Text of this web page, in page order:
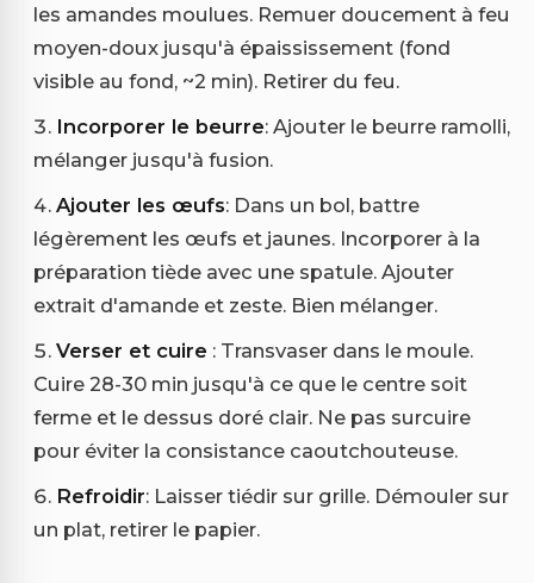
les amandes moulues. Remuer doucement à feu
moyen-doux jusqu'à épaississement (fond
visible au fond, ~2 min). Retirer du feu.
Incorporer le beurre: Ajouter le beurre ramolli,
mélanger jusqu'à fusion.
Ajouter les œufs: Dans un bol, battre
légèrement les œufs et jaunes. Incorporer à la
préparation tiède avec une spatule. Ajouter
extrait d'amande et zeste. Bien mélanger.
Verser et cuire : Transvaser dans le moule.
Cuire 28-30 min jusqu'à ce que le centre soit
ferme et le dessus doré clair. Ne pas surcuire
pour éviter la consistance caoutchouteuse.
Refroidir: Laisser tiédir sur grille. Démouler sur
un plat, retirer le papier.